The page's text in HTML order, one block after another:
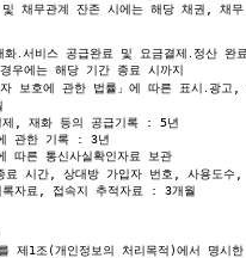
채무관계 잔존 시에는 해당 채권, 채무
서비스 공급완료 및 요금결제․정산 완
우에는 해당 기간 종료 시까지
보호에 관한 법률」에 따른 표시․광
, 재화 등의 공급기록 : 5년
관한 기록 : 3년
따른 통신사실확인자료 보관
료 시간, 상대방 가입자 번호, 사용도수
자료, 접속지 추적자료 : 3개월